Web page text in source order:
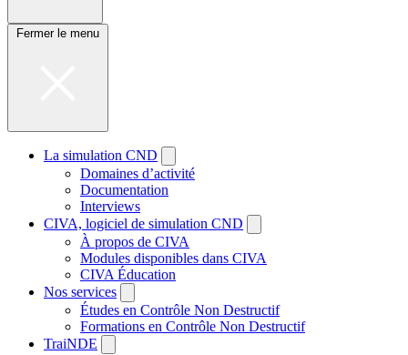
Fermer le menu
La simulation CND
Domaines d’activité
Documentation
Interviews
CIVA, logiciel de simulation CND
À propos de CIVA
Modules disponibles dans CIVA
CIVA Éducation
Nos services
Études en Contrôle Non Destructif
Formations en Contrôle Non Destructif
TraiNDE